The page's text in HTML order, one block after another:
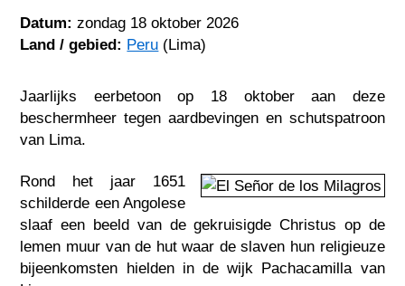
Datum: zondag 18 oktober 2026
Land / gebied: Peru (Lima)
Jaarlijks eerbetoon op 18 oktober aan deze
beschermheer tegen aardbevingen en schutspatroon
van Lima.
Rond het jaar 1651
schilderde een Angolese
slaaf een beeld van de gekruisigde Christus op de
lemen muur van de hut waar de slaven hun religieuze
bijeenkomsten hielden in de wijk Pachacamilla van